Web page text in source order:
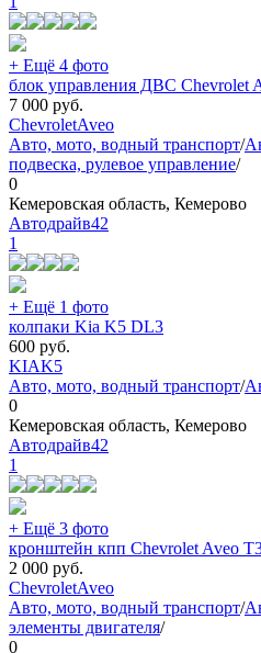
+ Ещё 4 фото
блок управления ДВС Chevrolet
7 000 руб.
ChevroletAveo
Авто, мото, водный транспорт/
подвеска, рулевое управление/
0
Кемеровская область, Кемерово
Автодрайв42
1
+ Ещё 1 фото
колпаки Kia K5 DL3
600 руб.
KIAK5
Авто, мото, водный транспорт/
0
Кемеровская область, Кемерово
Автодрайв42
1
+ Ещё 3 фото
кронштейн кпп Chevrolet Aveo
2 000 руб.
ChevroletAveo
Авто, мото, водный транспорт/
элементы двигателя/
0